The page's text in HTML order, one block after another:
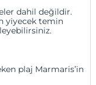
dahil değildir.
yiyecek temin
plaj Marmaris’in